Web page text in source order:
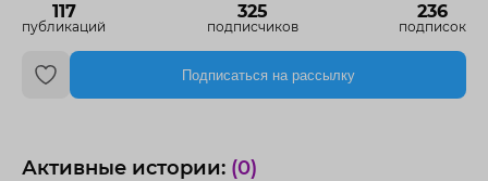
117
публикаций
325
подписчиков
236
подписок
Подписаться на рассылку
Активные истории: (0)